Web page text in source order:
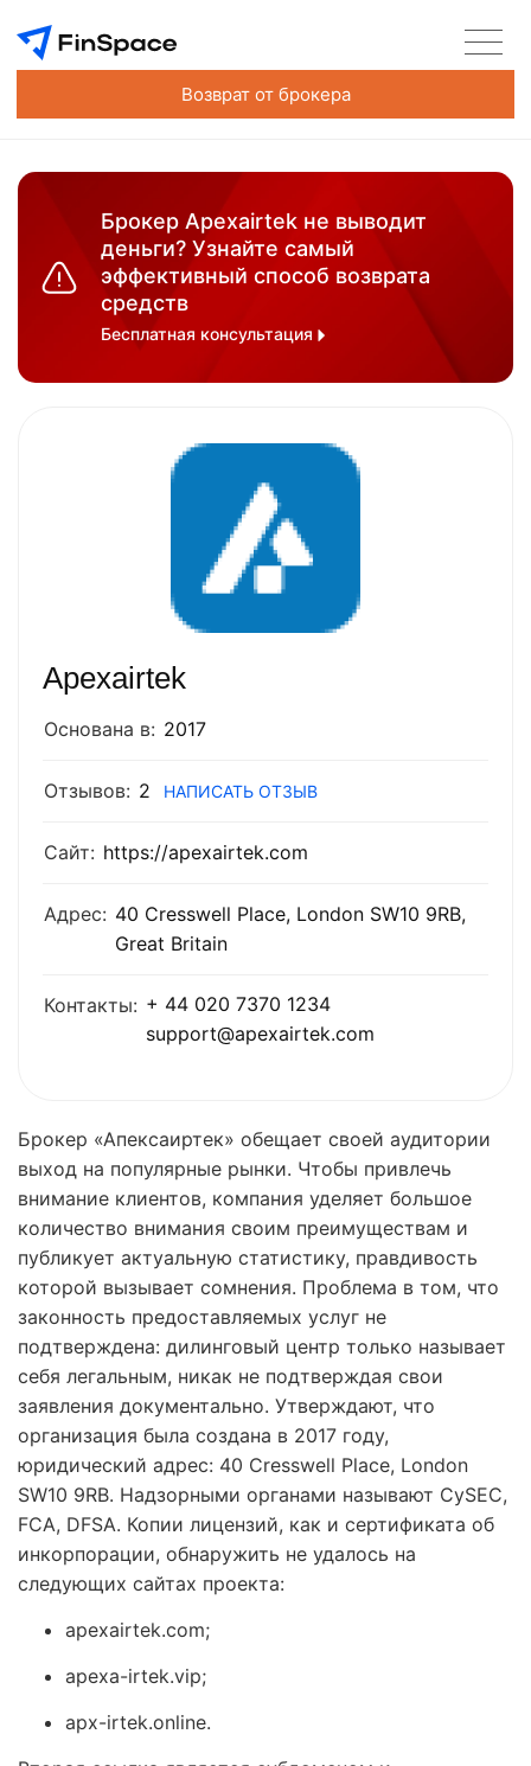
Возврат от брокера
Брокер Apexairtek не выводит
деньги? Узнайте самый
эффективный способ возврата
средств
Бесплатная консультация
Apexairtek
Основана в: 2017
Отзывов: 2 НАПИСАТЬ ОТЗЫВ
Сайт: https://apexairtek.com
Адрес: 40 Cresswell Place, London SW10 9RB,
Great Britain
Контакты: + 44 020 7370 1234
support@apexairtek.com
Брокер «Апексаиртек» обещает своей аудитории
выход на популярные рынки. Чтобы привлечь
внимание клиентов, компания уделяет большое
количество внимания своим преимуществам и
публикует актуальную статистику, правдивость
которой вызывает сомнения. Проблема в том, что
законность предоставляемых услуг не
подтверждена: дилинговый центр только называет
себя легальным, никак не подтверждая свои
заявления документально. Утверждают, что
организация была создана в 2017 году,
юридический адрес: 40 Cresswell Place, London
SW10 9RB. Надзорными органами называют CySEC,
FCA, DFSA. Копии лицензий, как и сертификата об
инкорпорации, обнаружить не удалось на
следующих сайтах проекта:
apexairtek.com;
apexa-irtek.vip;
apx-irtek.online.